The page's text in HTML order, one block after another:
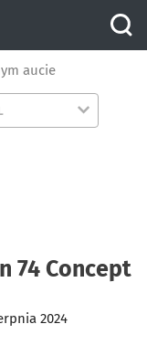
aucie
74 Concept
2024